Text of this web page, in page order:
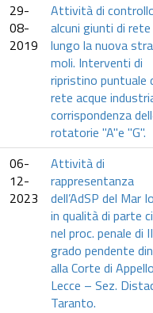
29-
08-
2019
Attività di
alcuni giunti di
lungo la nuova
moli. Interventi di
ripristino puntuale
rete acque
corrispondenza
rotatorie "A"e "G".
06-
12-
2023
Attività di
rappresentanza
dell’AdSP del Mar
in qualità di parte
nel proc. penale di II
grado pendente
alla Corte di
Lecce – Sez.
Taranto.